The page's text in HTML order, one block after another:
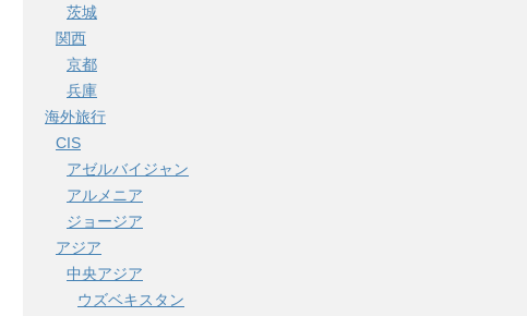
茨城
関西
京都
兵庫
海外旅行
CIS
アゼルバイジャン
アルメニア
ジョージア
アジア
中央アジア
ウズベキスタン